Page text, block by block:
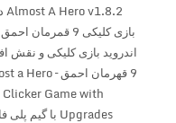
Almost A Hero v1.8.2 دانلود
بازی کلیکی 9 قمرمان احمق برای
اندروید بازی کلیکی و نقش افرینی
9 قهرمان احمق Almost a Hero –
RPG Clicker Game with
Upgrades با گیم پلی فانتزی